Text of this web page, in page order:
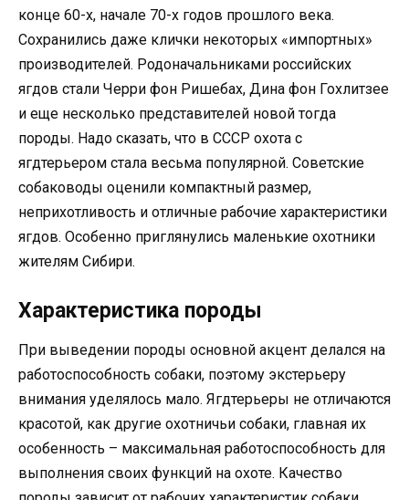
конце 60-х, начале 70-х годов прошлого века.
Сохранились даже клички некоторых «импортных»
производителей. Родоначальниками российских
ягдов стали Черри фон Ришебах, Дина фон Гохлитзее
и еще несколько представителей новой тогда
породы. Надо сказать, что в СССР охота с
ягдтерьером стала весьма популярной. Советские
собаководы оценили компактный размер,
неприхотливость и отличные рабочие характеристики
ягдов. Особенно приглянулись маленькие охотники
жителям Сибири.
Характеристика породы
При выведении породы основной акцент делался на
работоспособность собаки, поэтому экстерьеру
внимания уделялось мало. Ягдтерьеры не отличаются
красотой, как другие охотничьи собаки, главная их
особенность – максимальная работоспособность для
выполнения своих функций на охоте. Качество